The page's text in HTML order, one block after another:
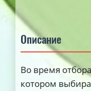
Описание
Во время
котором